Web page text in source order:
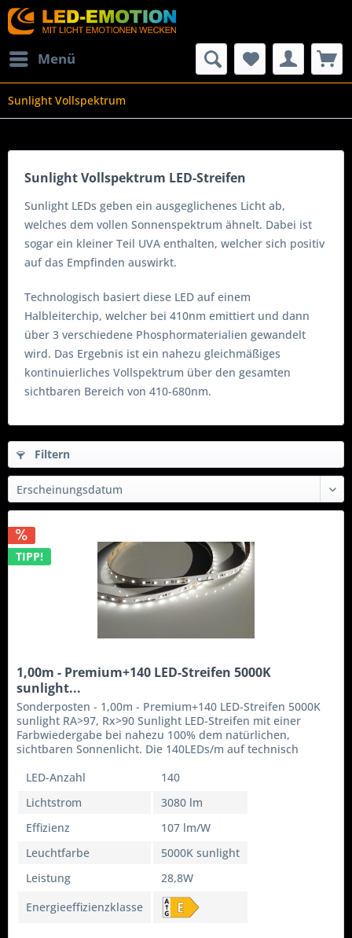
Menü
Sunlight Vollspektrum
Sunlight Vollspektrum LED-Streifen
Sunlight LEDs geben ein ausgeglichenes Licht ab,
welches dem vollen Sonnenspektrum ähnelt. Dabei ist
sogar ein kleiner Teil UVA enthalten, welcher sich positiv
auf das Empfinden auswirkt.
Technologisch basiert diese LED auf einem
Halbleiterchip, welcher bei 410nm emittiert und dann
über 3 verschiedene Phosphormaterialien gewandelt
wird. Das Ergebnis ist ein nahezu gleichmäßiges
kontinuierliches Vollspektrum über den gesamten
sichtbaren Bereich von 410-680nm.
Filtern
TIPP!
1,00m - Premium+140 LED-Streifen 5000K
sunlight...
Sonderposten - 1,00m - Premium+140 LED-Streifen 5000K
sunlight RA>97, Rx>90 Sunlight LED-Streifen mit einer
Farbwiedergabe bei nahezu 100% dem natürlichen,
sichtbaren Sonnenlicht. Die 140LEDs/m auf technisch
LED-Anzahl
140
Lichtstrom
3080 lm
Effizienz
107 lm/W
Leuchtfarbe
5000K sunlight
Leistung
28,8W
Energieeffizienzklasse